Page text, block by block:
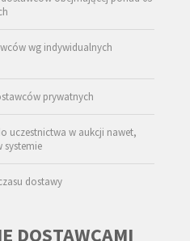
wg indywidualnych
prywatnych
uczestnictwa w aukcji nawet,
systemie
dostawy
DOSTAWCAMI